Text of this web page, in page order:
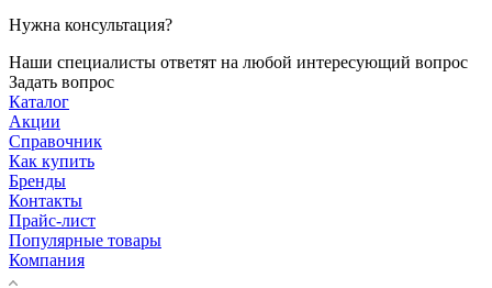
Нужна консультация?
Наши специалисты ответят на любой интересующий вопрос
Задать вопрос
Каталог
Акции
Справочник
Как купить
Бренды
Контакты
Прайс-лист
Популярные товары
Компания